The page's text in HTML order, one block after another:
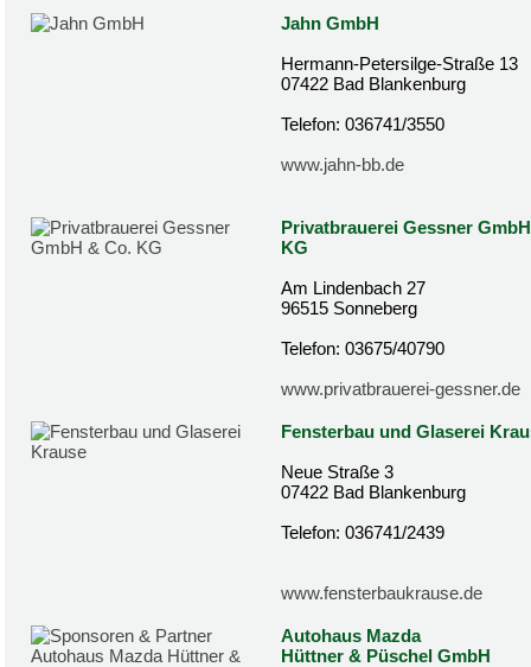
Jahn GmbH
Hermann-Petersilge-Straße 13
07422 Bad Blankenburg
Telefon: 036741/3550
www.jahn-bb.de
Privatbrauerei Gessner
KG
Am Lindenbach 27
96515 Sonneberg
Telefon: 03675/40790
www.privatbrauerei-gessner.de
Fensterbau und Glaserei
Neue Straße 3
07422 Bad Blankenburg
Telefon: 036741/2439
www.fensterbaukrause.de
Autohaus Mazda
Hüttner & Püschel GmbH